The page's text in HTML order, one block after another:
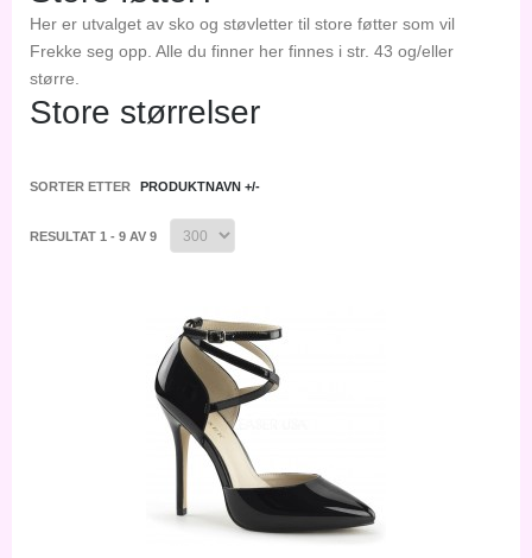
Her er utvalget av sko og støvletter til store føtter som vil
Frekke seg opp. Alle du finner her finnes i str. 43 og/eller
større.
Store størrelser
SORTER ETTER PRODUKTNAVN +/-
RESULTAT 1 - 9 AV 9